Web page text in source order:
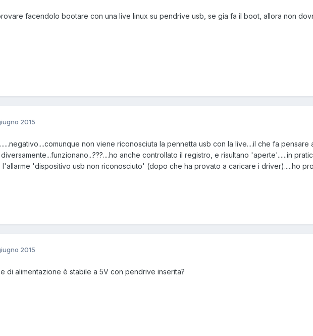
facendolo bootare con una live linux su pendrive usb, se gia fa il boot, allora non
2015
non viene riconosciuta la pennetta usb con la live....il che fa
anche controllato il registro, e risultano 'aperte'......in
l'allarme 'dispositivo usb non riconosciuto' (dopo che ha provato a caricare i driver).....ho
2015
di alimentazione è stabile a 5V con pendrive inserita?